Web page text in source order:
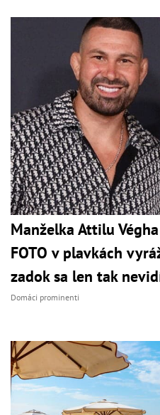
Manželka Attilu
FOTO v plavkách
zadok sa len tak
Domáci prominenti